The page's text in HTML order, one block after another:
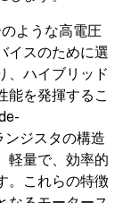
ような高電圧
イスのために選
、ハイブリッド
能を発揮するこ
ジスタの構造
軽量で、効率的
。これらの特徴